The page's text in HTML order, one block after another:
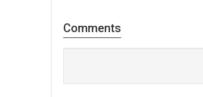
Comments